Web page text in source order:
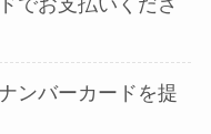
ンバーカードを提